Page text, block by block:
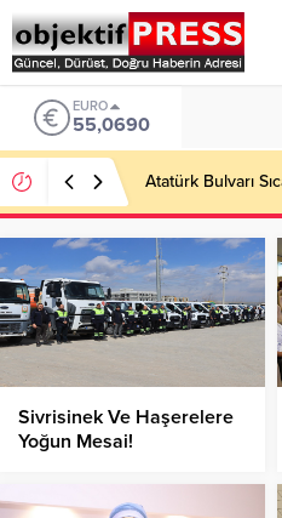
EURO
55,0690
Atatürk Bulvarı
Sivrisinek Ve Haşerelere
Yoğun Mesai!